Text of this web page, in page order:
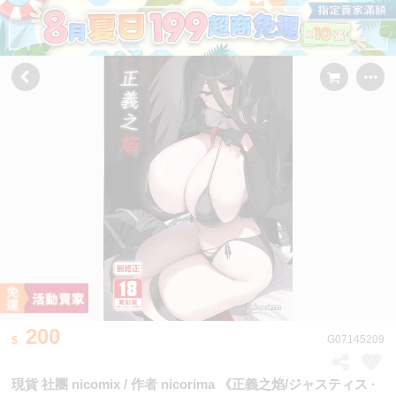
200 G07145209
現貨 社團 nicomix / 作者 nicorima 《正義之焰/ジャスティス ·